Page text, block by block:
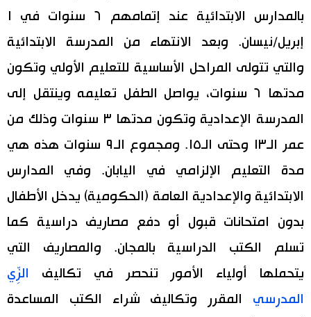
بالمدارس الابتدائية عند إتمامهم ٦ سنوات في ١
إبريل/نيسان. وبعد الانتهاء من المدرسة الابتدائية
والتي تتولى المراحل الأساسية للتعليم الأولي وتكون
مدتها ٦ سنوات، يواصل الطفل تعليمه وينتقل إلى
المدرسة الإعدادية وتكون مدتها ٣ سنوات وذلك من
عمر الـ١٣ وحتى الـ١٥. ومجموع الـ٩ سنوات هذه هي
مدة التعليم الإلزامي في اليابان. وفي المدارس
الابتدائية والإعدادية العامة (الحكومية) يدخل الأطفال
بدون امتحانات قبول أو دفع مصاريف دراسية كما
تسلم الكتب الدراسية بالمجان. والمصاريف التي
يتحملها أولياء الأمور تنحصر في تكاليف الزِّي
المدرسي المقرر وتكاليف شراء الكتب المساعدة